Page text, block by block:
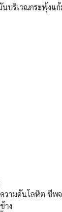
บริเวณกระพุ้งแ
ามดันโลหิต ชีพ
าง